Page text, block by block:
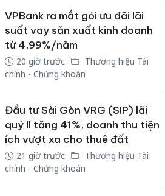
VPBank ra mắt gói ưu đãi lãi
suất vay sản xuất kinh doanh
từ 4,99%/năm
20 giờ trước
Thương hiệu Tài
chính - Chứng khoán
Đầu tư Sài Gòn VRG (SIP) lãi
quý II tăng 41%, doanh thu tiện
ích vượt xa cho thuê đất
21 giờ trước
Thương hiệu Tài
chính - Chứng khoán